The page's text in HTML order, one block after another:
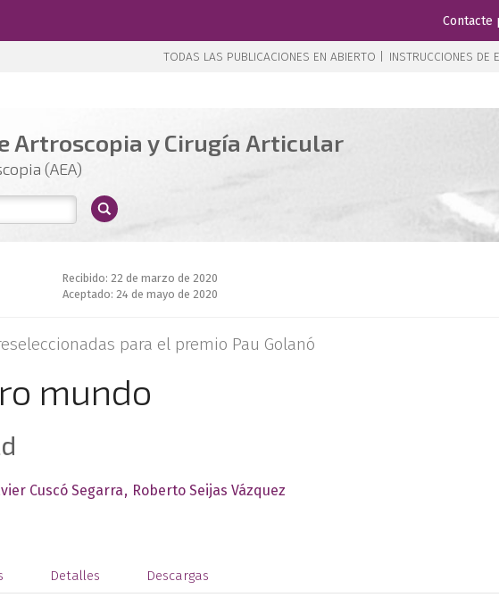
Contacte
TODAS LAS PUBLICACIONES EN ABIERTO | INSTRUCCIONES DE
Artroscopia y Cirugía Articular
(AEA)
Recibido: 22 de marzo de 2020
Aceptado: 24 de mayo de 2020
para el premio Pau Golanó
mundo
Cuscó Segarra Roberto Seijas Vázquez
Detalles Descargas